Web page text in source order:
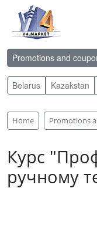
Promotions and
Belarus Kazakstan
Home Promotions
Курс
ручному